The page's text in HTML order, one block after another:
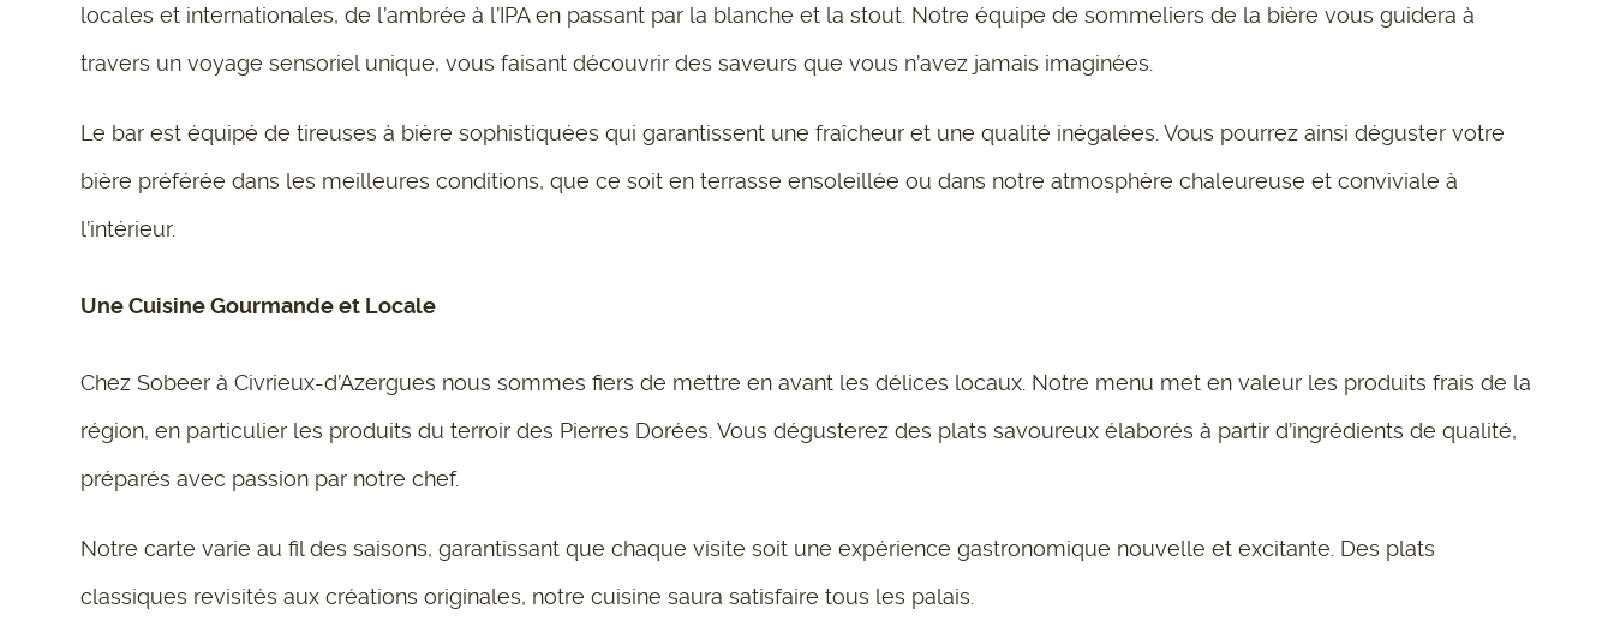
locales et internationales, de l’ambrée à l’IPA en passant par la blanche et la stout. Notre équipe de sommeliers de la bière vous guidera à
travers un voyage sensoriel unique, vous faisant découvrir des saveurs que vous n’avez jamais imaginées.
Le bar est équipé de tireuses à bière sophistiquées qui garantissent une fraîcheur et une qualité inégalées. Vous pourrez ainsi déguster votre
bière préférée dans les meilleures conditions, que ce soit en terrasse ensoleillée ou dans notre atmosphère chaleureuse et conviviale à
l’intérieur.
Une Cuisine Gourmande et Locale
Chez Sobeer à Civrieux-d’Azergues nous sommes fiers de mettre en avant les délices locaux. Notre menu met en valeur les produits frais de la
région, en particulier les produits du terroir des Pierres Dorées. Vous dégusterez des plats savoureux élaborés à partir d’ingrédients de qualité,
préparés avec passion par notre chef.
Notre carte varie au fil des saisons, garantissant que chaque visite soit une expérience gastronomique nouvelle et excitante. Des plats
classiques revisités aux créations originales, notre cuisine saura satisfaire tous les palais.